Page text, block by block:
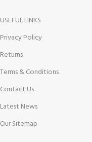
USEFUL LINKS
Privacy Policy
Returns
Terms & Conditions
Contact Us
Latest News
Our Sitemap